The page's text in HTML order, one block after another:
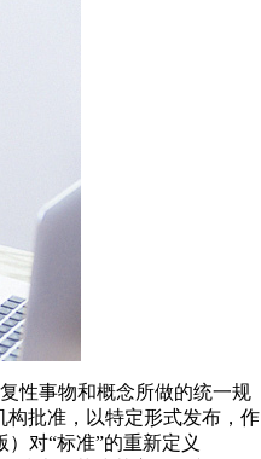
性事物和概念所做的统一规
批准，以特定形式发布，作
对“标准”的重新定义